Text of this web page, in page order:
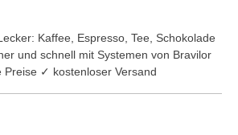
Kaffee, Espresso, Tee, Schokolade
und schnell mit Systemen von Bravilor
✓ kostenloser Versand